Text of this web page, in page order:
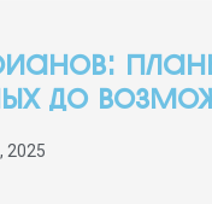
до
2025